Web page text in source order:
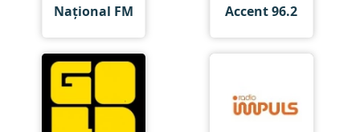
Național FM Accent 96.2